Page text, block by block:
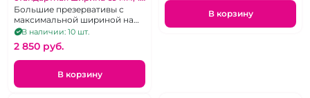
шт
Большие презервативы с
максимальной шириной на
крупный член, упаковка 10 шт
В наличии: 10 шт.
2 850 pуб.
В корзину
В корзину